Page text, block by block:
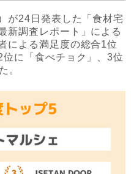
が24日発表した「食材宅
新調査レポート」による
による満足度の総合1位
に「食べチョク」、3位
。